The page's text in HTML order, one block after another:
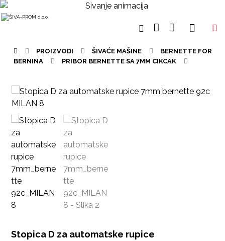
PROIZVODI ŠIVAĆE MAŠINE
BERNETTE FOR
BERNINA
PRIBOR BERNETTE SA 7MM CIKCAK
Stopica D za automatske rupice